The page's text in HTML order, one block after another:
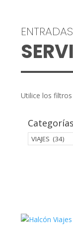
ENTRADAS
Utilice los
Categorías